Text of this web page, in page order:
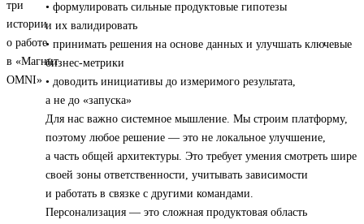
• формулировать сильные продуктовые гипотезы
и их валидировать
• принимать решения на основе данных и улучшать ключевые
бизнес-метрики
• доводить инициативы до измеримого результата,
а не до «запуска»
Для нас важно системное мышление. Мы строим платформу,
поэтому любое решение — это не локальное улучшение,
а часть общей архитектуры. Это требует умения смотреть шире
своей зоны ответственности, учитывать зависимости
и работать в связке с другими командами.
Персонализация — это сложная продуктовая область